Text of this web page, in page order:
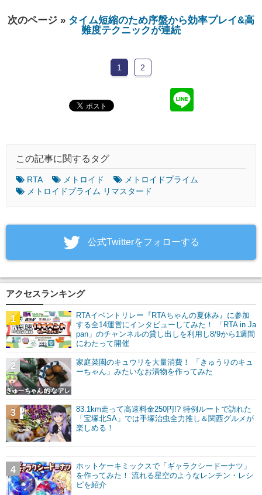
次のページ » タイム短縮のため序盤から効率プレイ&高
難度テクニックが連続
1 2
この記事に関するタグ
RTA メトロイド
メトロイドプライム
メトロイドプライム リマスタード
‎公式Twitterをフォローする
アクセスランキング
RTAイベントリレー『RTAちゃんの夏休み』に参加
する全14運営にインタビューしてみた！ 「RTA in Ja
pan」のチャンネルの貸し出しを利用し8/9から1週間
にわたって開催
1
家庭菜園のキュウリを大量消費！ 「きゅうりのキュ
ーちゃん」みたいなお漬物を作ってみた
2
83.1km走って高速料金250円!? 特例ルートで訪れた
「宝塚北SA」では手塚治虫全力推し＆関西グルメが
楽しめる！
3
ホットケーキミックスで「ギャラクシードーナツ」
を作ってみた！ 流れる星空のようなレンチン・レシ
ピを紹介
4